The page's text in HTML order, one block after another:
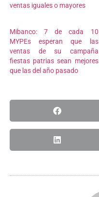
ventas iguales o mayores
Mibanco: 7 de cada 10
MYPEs esperan que las
ventas de su campaña
fiestas patrias sean mejores
que las del año pasado